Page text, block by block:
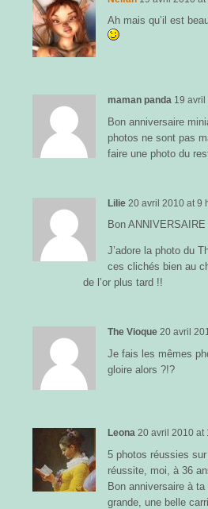
Ah mais qu’il est
maman panda 19 avril
Bon anniversaire
photos ne sont pas
faire une photo du
Lilie 20 avril 2010 at9
Bon
J’adore la photo du
ces clichés bien au
de l’or plus tard !!
The Vioque 20 avril
Je fais les mêmes
gloire alors ?!?
Leona 20 avril 2010 at
5 photos réussies
réussite, moi, à 36
Bon anniversaire à
grande, une belle